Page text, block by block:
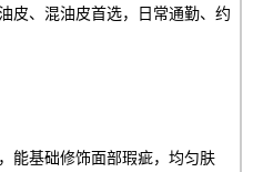
皮、混油皮首选，日常通勤、约
能基础修饰面部瑕疵，均匀肤